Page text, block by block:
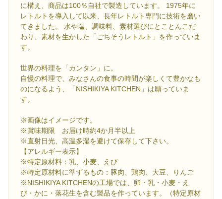
に構え、商品は100％自社で製造しています。 1975年に
レトルトを導入して以来、長年レトルト専門に技術を磨い
てきました。 水や塩、調味料、素材選びにとことんこだ
わり、素材を生かした「ごちそうレトルト」を作っていま
す。
世界の料理を「カンタン」に。
自慢の料理で、みなさんの食事の時間が楽しくて豊かなも
のになるよう、「NISHIKIYA KITCHEN」は願っていま
す。
※画像はイメージです。
※賞味期限 お届け時約4か月半以上
※直射日光、高温多湿を避けて保存して下さい。
【アレルギー表示】
※特定原材料：乳、小麦、えび
※特定原材料に準ずるもの：豚肉、鶏肉、大豆、りんご
※NISHIKIYA KITCHENの工場では、卵・乳・小麦・え
び・かに・落花生を含む製品を作っています。（特定原材